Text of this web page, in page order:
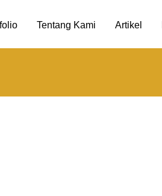
Tentang Kami Artikel